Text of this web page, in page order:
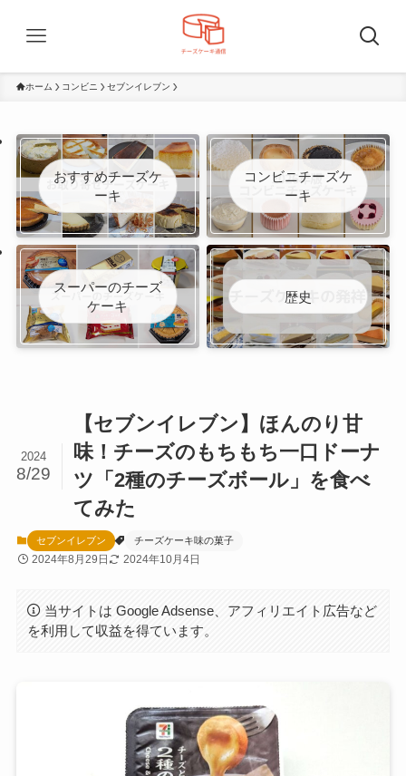
ホーム コンビニ セブンイレブン
おすすめチーズケ
ーキ
コンビニチーズケ
ーキ
スーパーのチーズ
ケーキ
歴史
【セブンイレブン】ほんのり甘
味！チーズのもちもち一口ドーナ
ツ「2種のチーズボール」を食べ
てみた
2024
8/29
セブンイレブン チーズケーキ味の菓子
2024年8月29日 2024年10月4日
当サイトは Google Adsense、アフィリエイト広告など
を利用して収益を得ています。